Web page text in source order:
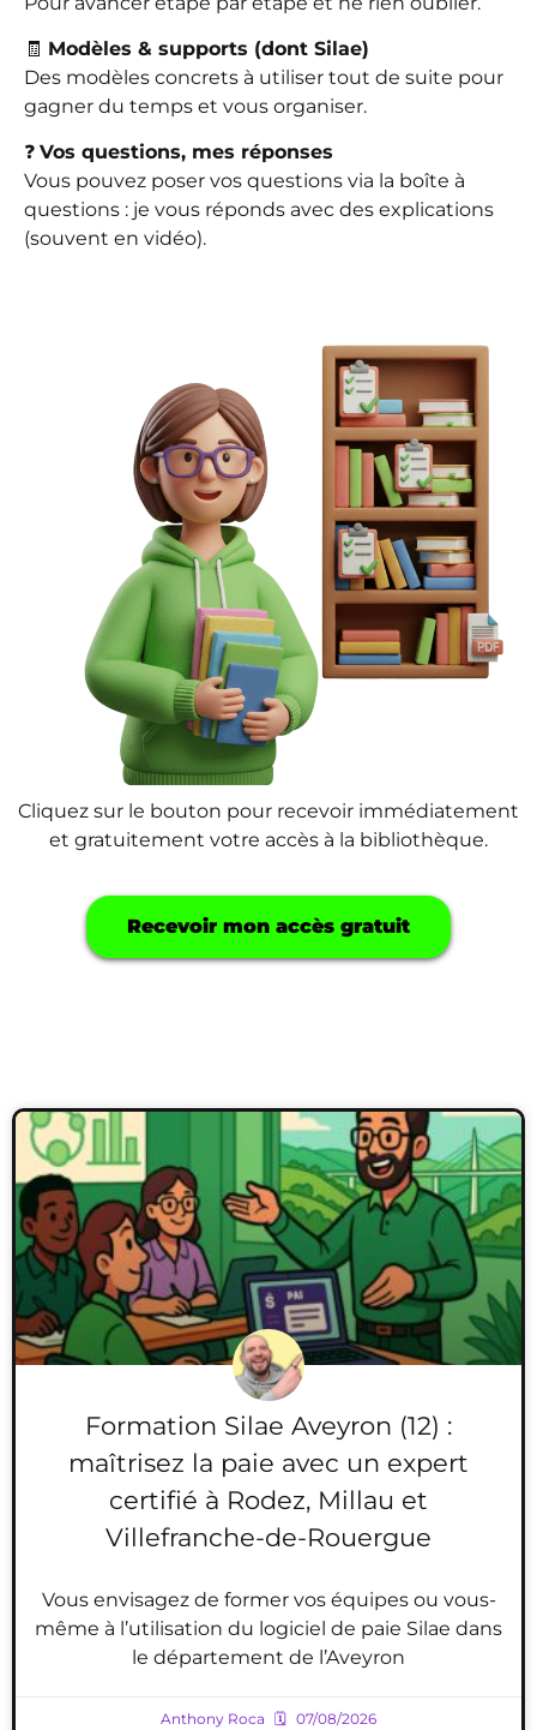
🧾 Modèles & supports (dont Silae)
Des modèles concrets à utiliser tout de suite pour
gagner du temps et vous organiser.
❓ Vos questions, mes réponses
Vous pouvez poser vos questions via la boîte à
questions : je vous réponds avec des explications
(souvent en vidéo).
Cliquez sur le bouton pour recevoir immédiatement
et gratuitement votre accès à la bibliothèque.
Recevoir mon accès gratuit
Formation Silae Aveyron (12) :
maîtrisez la paie avec un expert
certifié à Rodez, Millau et
Villefranche-de-Rouergue
Vous envisagez de former vos équipes ou vous-
même à l’utilisation du logiciel de paie Silae dans
le département de l’Aveyron
Anthony Roca 07/08/2026